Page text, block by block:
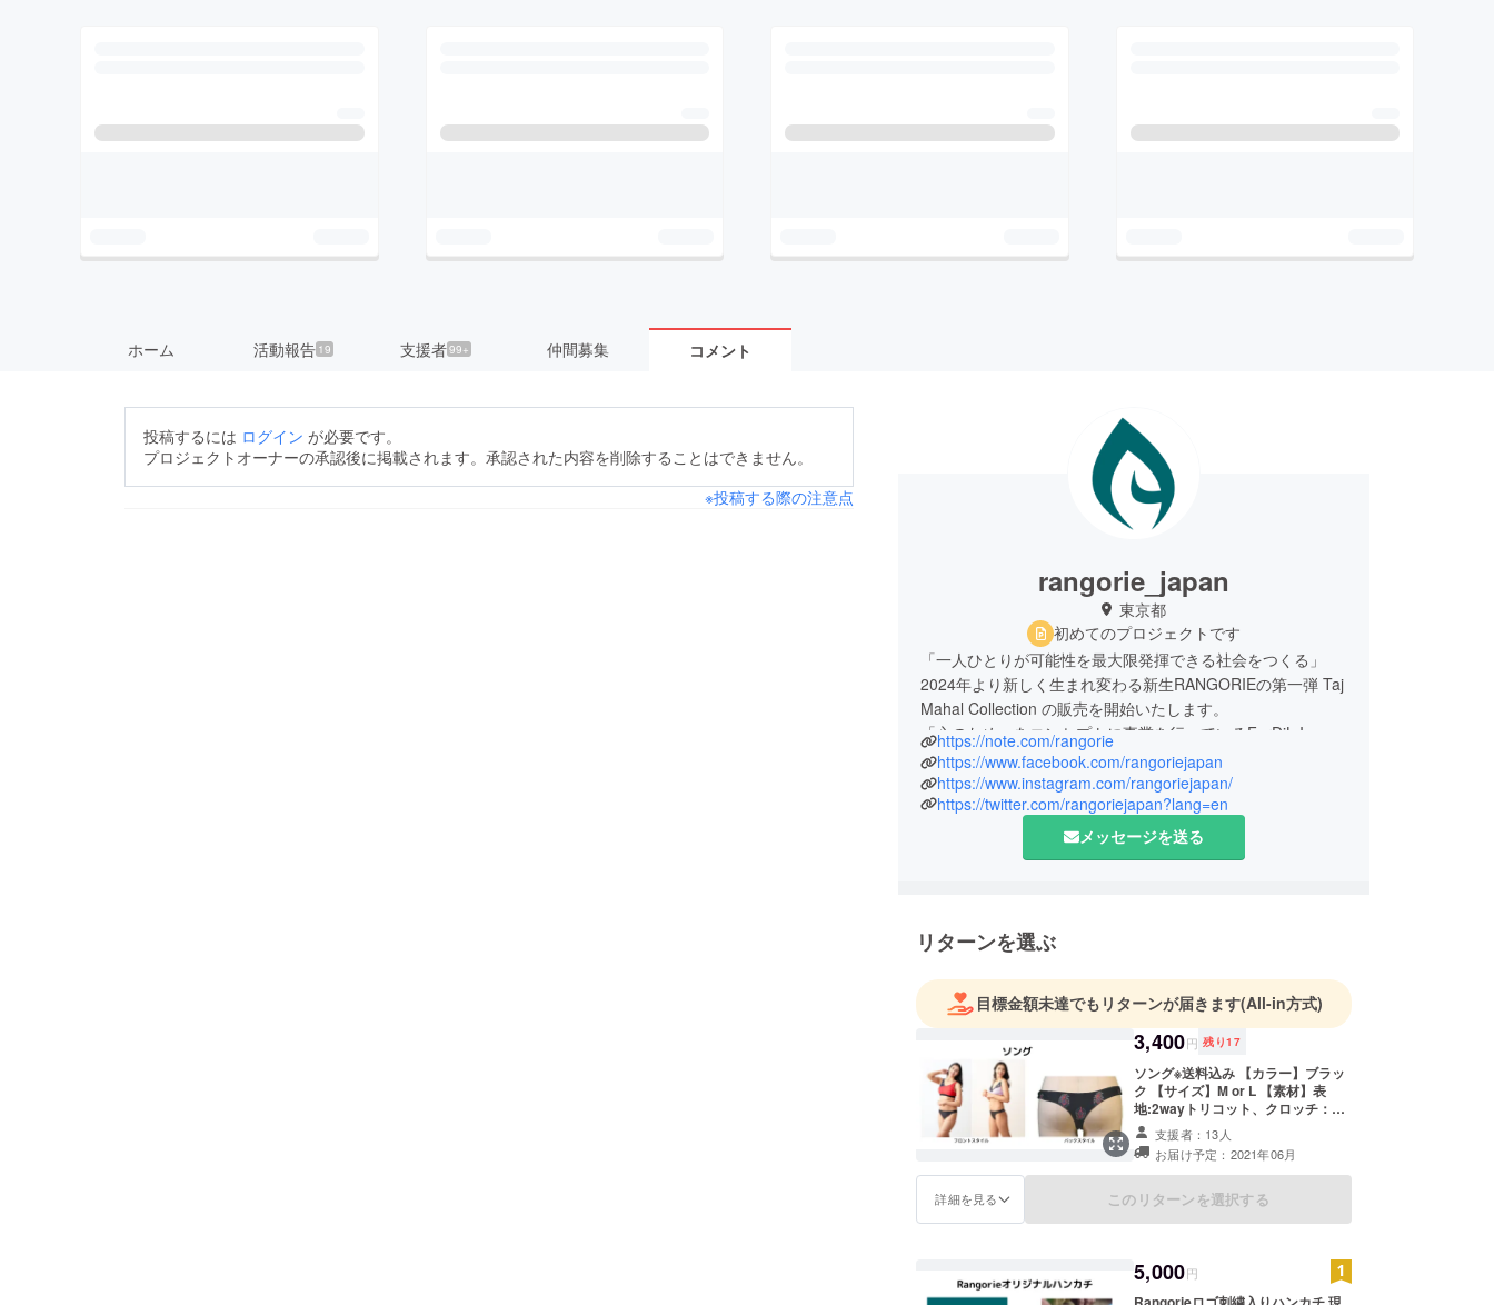
ホーム 活動報告 19 支援者99+ 仲間募集 コメント
投稿するには ログイン が必要です。
プロジェクトオーナーの承認後に掲載されます。承認された内容を削除することはできません。
※投稿する際の注意点
rangorie_japan
東京都
初めてのプロジェクトです
「一人ひとりが可能性を最大限発揮できる社会をつくる」
2024年より新しく生まれ変わる新生RANGORIEの第一弾 Taj
Mahal Collection の販売を開始いたします。
「心のため」をコンセプトに事業を行っているForDiL Inc, に
RANGORIEの想いが引き継がれ、一作目の商品の発表そして
皆様にお届けすべくクラウドファンディングに挑戦します！
https://note.com/rangorie
https://www.facebook.com/rangoriejapan
https://www.instagram.com/rangoriejapan/
https://twitter.com/rangoriejapan?lang=en
メッセージを送る
リターンを選ぶ
目標金額未達でもリターンが届きます(All-in方式)
3,400円 残り17
ソング※送料込み 【カラー】ブラッ
ク 【サイズ】M or L 【素材】表
地:2wayトリコット、クロッチ：綿
ニット 【生産国】日本
支援者：13人
お届け予定：2021年06月
詳細を見る このリターンを選択する
5,000円